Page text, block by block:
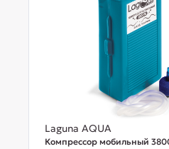
Laguna AQUA
Компрессор мобильный